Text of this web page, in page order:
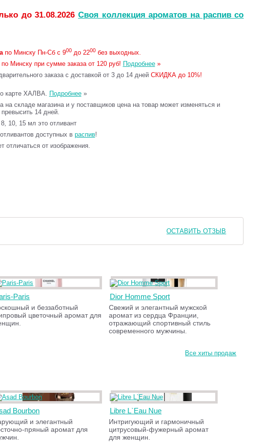
до 31.08.2026 Своя коллекция ароматов на распив со
по Минску Пн-Сб с 900до 2200без выходных.
Минску при сумме заказа от 120 руб! Подробнее»
заказа с доставкой от 3 до 14 дней СКИДКА до 10%!
карте ХАЛВА. Подробнее»
на складе магазина и у поставщиков цена на товар может изменяться и
превысить 14 дней.
10, 15 мл это отливант
доступных в распив!
отличаться от изображения.
ОСТАВИТЬ ОТЗЫВ
Paris
и беззаботный
цветочный аромат для
Dior Homme Sport
Свежий и элегантный мужской
аромат из сердца Франции,
отражающий спортивный стиль
современного мужчины.
Все хиты продаж
Bourbon
и элегантный
пряный аромат для
Libre L`Eau Nue
Интригующий и гармоничный
цитрусовый-фужерный аромат
для женщин.